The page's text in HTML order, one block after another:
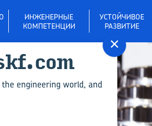
ИНЖЕНЕРНЫЕ
КОМПЕТЕНЦИИ
УСТОЙЧИВОЕ
РАЗВИТИЕ
×
engineering world, and